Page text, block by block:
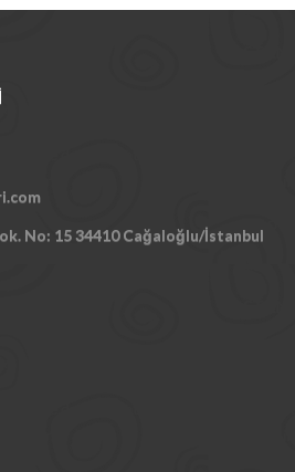
No: 15 34410 Cağaloğlu/İstanbul